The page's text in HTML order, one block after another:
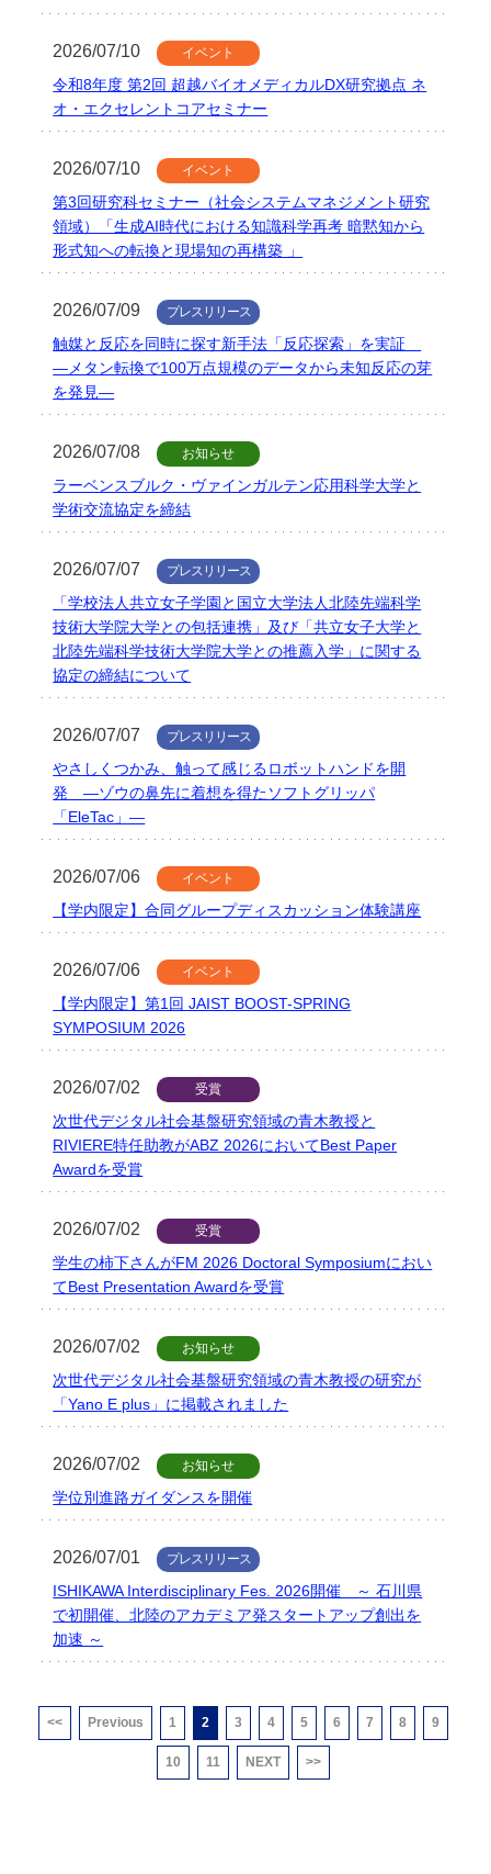
2026/07/10 イベント
令和8年度 第2回 超越バイオメディカルDX研究拠点 ネ
オ・エクセレントコアセミナー
2026/07/10 イベント
第3回研究科セミナー（社会システムマネジメント研究
領域）「生成AI時代における知識科学再考 暗黙知から
形式知への転換と現場知の再構築 」
2026/07/09 プレスリリース
触媒と反応を同時に探す新手法「反応探索」を実証
―メタン転換で100万点規模のデータから未知反応の芽
を発見―
2026/07/08 お知らせ
ラーベンスブルク・ヴァインガルテン応用科学大学と
学術交流協定を締結
2026/07/07 プレスリリース
「学校法人共立女子学園と国立大学法人北陸先端科学
技術大学院大学との包括連携」及び「共立女子大学と
北陸先端科学技術大学院大学との推薦入学」に関する
協定の締結について
2026/07/07 プレスリリース
やさしくつかみ、触って感じるロボットハンドを開
発 ―ゾウの鼻先に着想を得たソフトグリッパ
「EleTac」―
2026/07/06 イベント
【学内限定】合同グループディスカッション体験講座
2026/07/06 イベント
【学内限定】第1回 JAIST BOOST-SPRING
SYMPOSIUM 2026
2026/07/02 受賞
次世代デジタル社会基盤研究領域の青木教授と
RIVIERE特任助教がABZ 2026においてBest Paper
Awardを受賞
2026/07/02 受賞
学生の柿下さんがFM 2026 Doctoral Symposiumにおい
てBest Presentation Awardを受賞
2026/07/02 お知らせ
次世代デジタル社会基盤研究領域の青木教授の研究が
「Yano E plus」に掲載されました
2026/07/02 お知らせ
学位別進路ガイダンスを開催
2026/07/01 プレスリリース
ISHIKAWA Interdisciplinary Fes. 2026開催 ～ 石川県
で初開催、北陸のアカデミア発スタートアップ創出を
加速 ～
<< Previous 1 2 3 4 5 6 7 8 9
10 11 NEXT >>